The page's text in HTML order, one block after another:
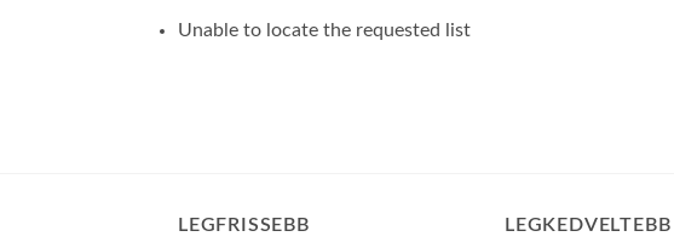
Unable to locate the requested list
LEGFRISSEBB LEGKEDVELTEBB